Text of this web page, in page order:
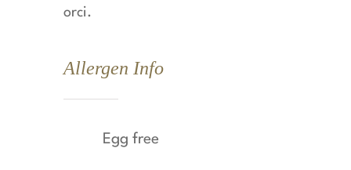
orci.
Allergen Info
Egg free